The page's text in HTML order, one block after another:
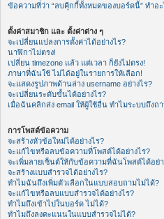
ข้อความที่ว่า “ลบคุีกกี้ทั้งหมดของบอร์ดนี้” ทำอะ
ตั้งค่าสมาชิก และ ตั้งค่าต่าง ๆ
จะเปลี่ยนแปลงการตั้งค่าได้อย่างไร?
นาฬิกาไม่ตรง!
เปลี่ยน timezone แล้ว แต่เวลา ก็ยังไม่ตรง!
ภาษาที่ฉันใช้ ไม่ได้อยู่ในรายการให้เลือก!
จะแสดงรูปภาพด้านล่าง username อย่างไร?
จะเปลี่ยนระดับขั้นได้อย่างไร?
เมื่อฉันคลิกส่ง email ให้ผู้ใช้อื่น ทำไมระบบถึงถ
การโพสต์ข้อความ
จะสร้างหัวข้อใหม่ได้อย่างไร?
จะแก้ไขหรือลบข้อความที่โพสต์ได้อย่างไร?
จะเพิ่มลายเซ็นต์ให้กับข้อความที่ฉันโพสต์ได้อย่า
จะสร้างแบบสำรวจได้อย่างไร?
ทำไมฉันถึงเพิ่มตัวเลือกในแบบสอบถามไม่ได้?
จะแก้ไขหรือลบแบบสำรวจได้อย่างไร?
ทำไมถึงเข้าไปในบอร์ด ไม่ได้?
ทำไมถึงลงคะแนนในแบบสำรวจไม่ได้?